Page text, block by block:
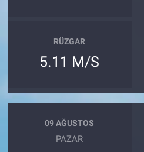
RÜZGAR
5.11 M/S
09 AĞUSTOS
PAZAR